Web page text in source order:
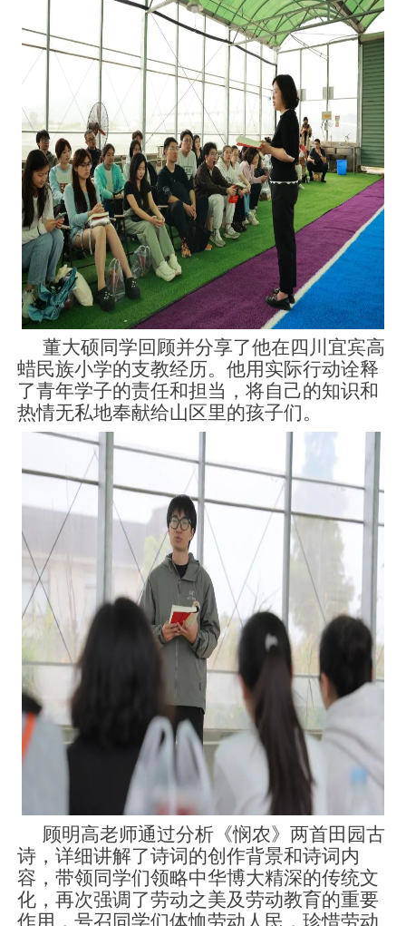
董大硕同学回顾并分享了他在四川宜宾高
蜡民族小学的支教经历。他用实际行动诠释
了青年学子的责任和担当，将自己的知识和
热情无私地奉献给山区里的孩子们。
顾明高老师通过分析《悯农》两首田园古
诗，详细讲解了诗词的创作背景和诗词内
容，带领同学们领略中华博大精深的传统文
化，再次强调了劳动之美及劳动教育的重要
作用，号召同学们体恤劳动人民，珍惜劳动